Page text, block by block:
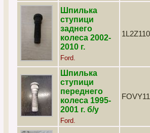
Шпилька
ступици
заднего
колеса 2002-
2010 г.
Ford.
Шпилька
ступици
переднего
колеса 1995-
2001 г. б/у
Ford.